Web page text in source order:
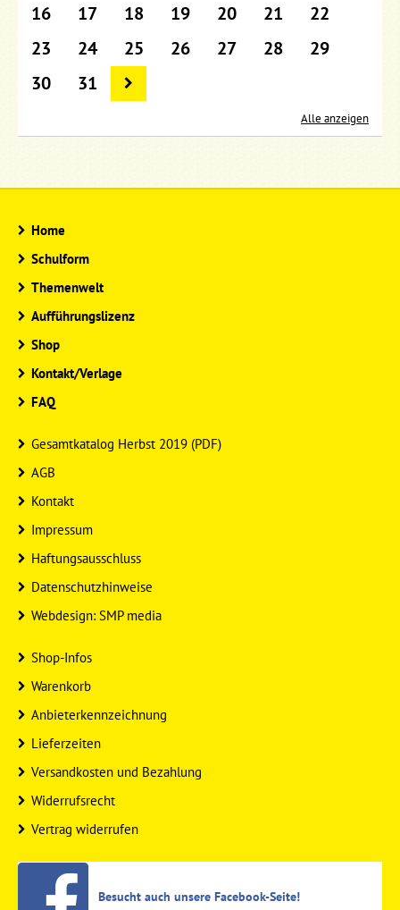
16
17 18 19 20 21
22
23
24 25 26 27 28
29
30
31
Alle anzeigen
Home
Schulform
Themenwelt
Aufführungslizenz
Shop
Kontakt/Verlage
FAQ
Gesamtkatalog Herbst 2019 (PDF)
AGB
Kontakt
Impressum
Haftungsausschluss
Datenschutzhinweise
Webdesign: SMP media
Shop-Infos
Warenkorb
Anbieterkennzeichnung
Lieferzeiten
Versandkosten und Bezahlung
Widerrufsrecht
Vertrag widerrufen
Besucht auch unsere Facebook-Seite!